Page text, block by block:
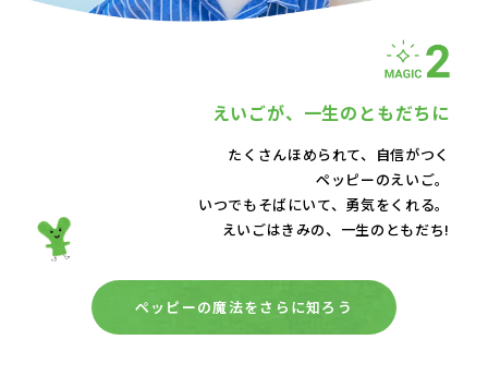
えいごが、 一生のともだちに
たくさんほめられて、自信がつく
ペッピーのえいご。
いつでもそばにいて、 勇気をくれる。
えいごはきみの、一生のともだち!
ペッピーの魔法をさらに知ろう